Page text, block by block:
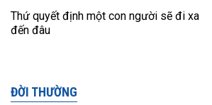
Thứ quyết định một con người sẽ đi xa
đến đâu
ĐỜI THƯỜNG